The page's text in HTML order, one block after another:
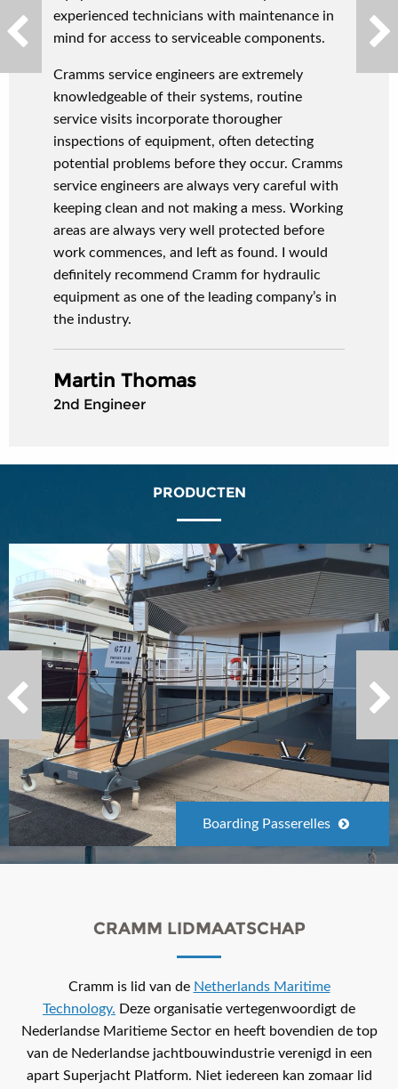
experienced technicians with maintenance in
mind for access to serviceable components.
Cramms service engineers are extremely
knowledgeable of their systems, routine
service visits incorporate thorougher
inspections of equipment, often detecting
potential problems before they occur. Cramms
service engineers are always very careful with
keeping clean and not making a mess. Working
areas are always very well protected before
work commences, and left as found. I would
definitely recommend Cramm for hydraulic
equipment as one of the leading company’s in
the industry.
Martin Thomas
2nd Engineer
PRODUCTEN
Boarding Passerelles
CRAMM LIDMAATSCHAP
Cramm is lid van de Netherlands Maritime
Technology. Deze organisatie vertegenwoordigt de
Nederlandse Maritieme Sector en heeft bovendien de top
van de Nederlandse jachtbouwindustrie verenigd in een
apart Superjacht Platform. Niet iedereen kan zomaar lid